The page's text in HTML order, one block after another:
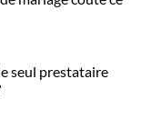
seul prestataire